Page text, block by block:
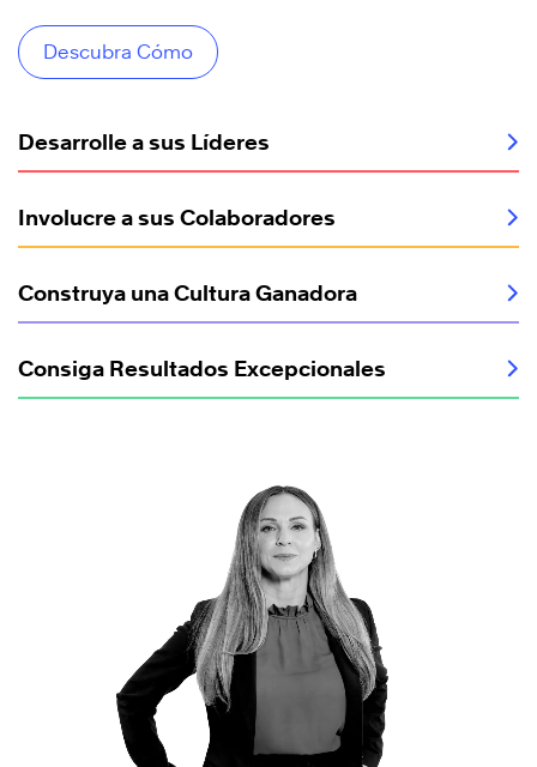
Descubra Cómo
Desarrolle a sus Líderes
Involucre a sus Colaboradores
Construya una Cultura Ganadora
Consiga Resultados Excepcionales